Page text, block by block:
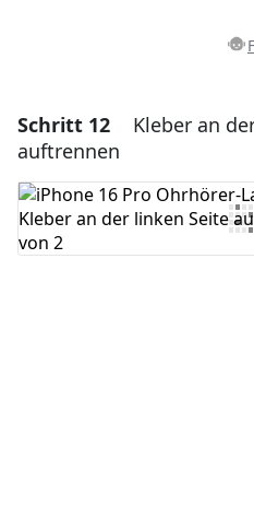
Einen
Kommentar
Schritt 12
Kleber an
auftrennen